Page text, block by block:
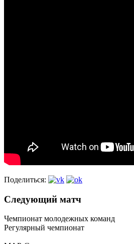
Поделиться:
Следующий матч
Чемпионат молодежных команд
Регулярный чемпионат